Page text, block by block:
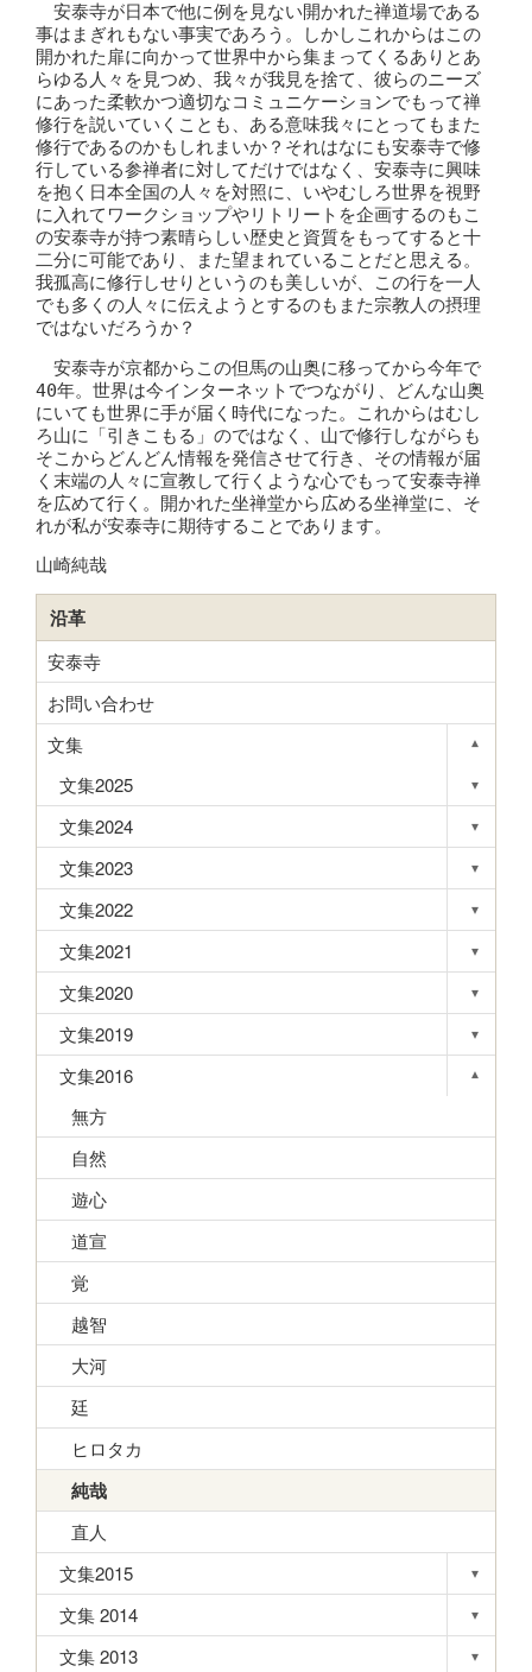
安泰寺が日本で他に例を見ない開かれた禅道場である
事はまぎれもない事実であろう。しかしこれからはこの
開かれた扉に向かって世界中から集まってくるありとあ
らゆる人々を見つめ、我々が我見を捨て、彼らのニーズ
にあった柔軟かつ適切なコミュニケーションでもって禅
修行を説いていくことも、ある意味我々にとってもまた
修行であるのかもしれまいか？それはなにも安泰寺で修
行している参禅者に対してだけではなく、安泰寺に興味
を抱く日本全国の人々を対照に、いやむしろ世界を視野
に入れてワークショップやリトリートを企画するのもこ
の安泰寺が持つ素晴らしい歴史と資質をもってすると十
二分に可能であり、また望まれていることだと思える。
我孤高に修行しせりというのも美しいが、この行を一人
でも多くの人々に伝えようとするのもまた宗教人の摂理
ではないだろうか？
安泰寺が京都からこの但馬の山奥に移ってから今年で
40年。世界は今インターネットでつながり、どんな山奥
にいても世界に手が届く時代になった。これからはむし
ろ山に「引きこもる」のではなく、山で修行しながらも
そこからどんどん情報を発信させて行き、その情報が届
く末端の人々に宣教して行くような心でもって安泰寺禅
を広めて行く。開かれた坐禅堂から広める坐禅堂に、そ
れが私が安泰寺に期待することであります。
山崎純哉
沿革
安泰寺
お問い合わせ
文集
▾
文集2025 ▾
文集2024 ▾
文集2023 ▾
文集2022 ▾
文集2021 ▾
文集2020 ▾
文集2019 ▾
文集2016 ▾
無方
自然
遊心
道宣
覚
越智
大河
廷
ヒロタカ
純哉
直人
文集2015
▾
文集 2014 ▾
文集 2013 ▾